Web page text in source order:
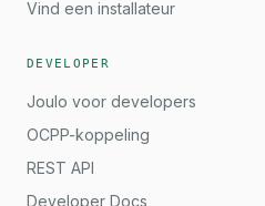
Vind een installateur
DEVELOPER
Joulo voor developers
OCPP-koppeling
REST API
Developer Docs